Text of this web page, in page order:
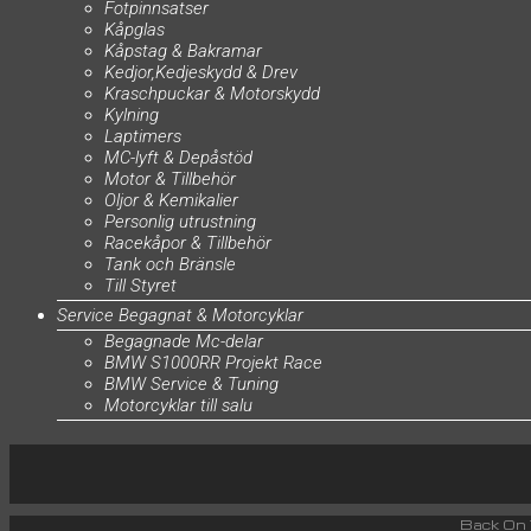
Fotpinnsatser
Kåpglas
Kåpstag & Bakramar
Kedjor,Kedjeskydd & Drev
Kraschpuckar & Motorskydd
Kylning
Laptimers
MC-lyft & Depåstöd
Motor & Tillbehör
Oljor & Kemikalier
Personlig utrustning
Racekåpor & Tillbehör
Tank och Bränsle
Till Styret
Service Begagnat & Motorcyklar
Begagnade Mc-delar
BMW S1000RR Projekt Race
BMW Service & Tuning
Motorcyklar till salu